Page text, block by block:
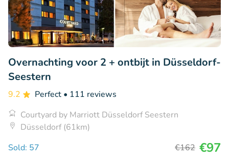
Overnachting voor 2 + ontbijt in Düsseldorf-
Seestern
9.2 Perfect • 111 reviews
Courtyard by Marriott Düsseldorf Seestern
Düsseldorf (61km)
Sold: 57
€162 €97